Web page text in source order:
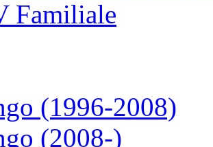
Familiale
(1996-2008)
(2008-)